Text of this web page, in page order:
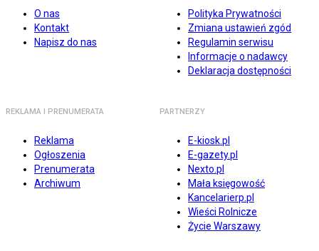
O nas
Kontakt
Napisz do nas
Polityka Prywatności
Zmiana ustawień zgód
Regulamin serwisu
Informacje o nadawcy
Deklaracja dostępności
REKLAMA I PRENUMERATA
Reklama
Ogłoszenia
Prenumerata
Archiwum
PARTNERZY
E-kiosk.pl
E-gazety.pl
Nexto.pl
Mała księgowość
Kancelarierp.pl
Wieści Rolnicze
Życie Warszawy